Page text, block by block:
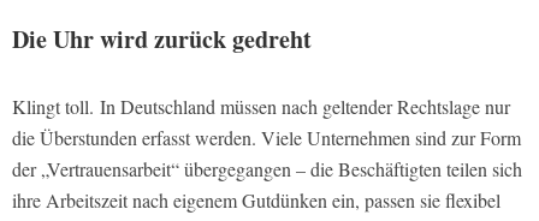
Die Uhr wird zurück gedreht
Klingt toll. In Deutschland müssen nach geltender Rechtslage nur
die Überstunden erfasst werden. Viele Unternehmen sind zur Form
der „Vertrauensarbeit“ übergegangen – die Beschäftigten teilen sich
ihre Arbeitszeit nach eigenem Gutdünken ein, passen sie flexibel